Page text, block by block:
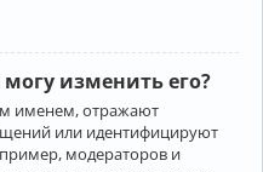
изменить его?
именем, отражают
или идентифицируют
модераторов и